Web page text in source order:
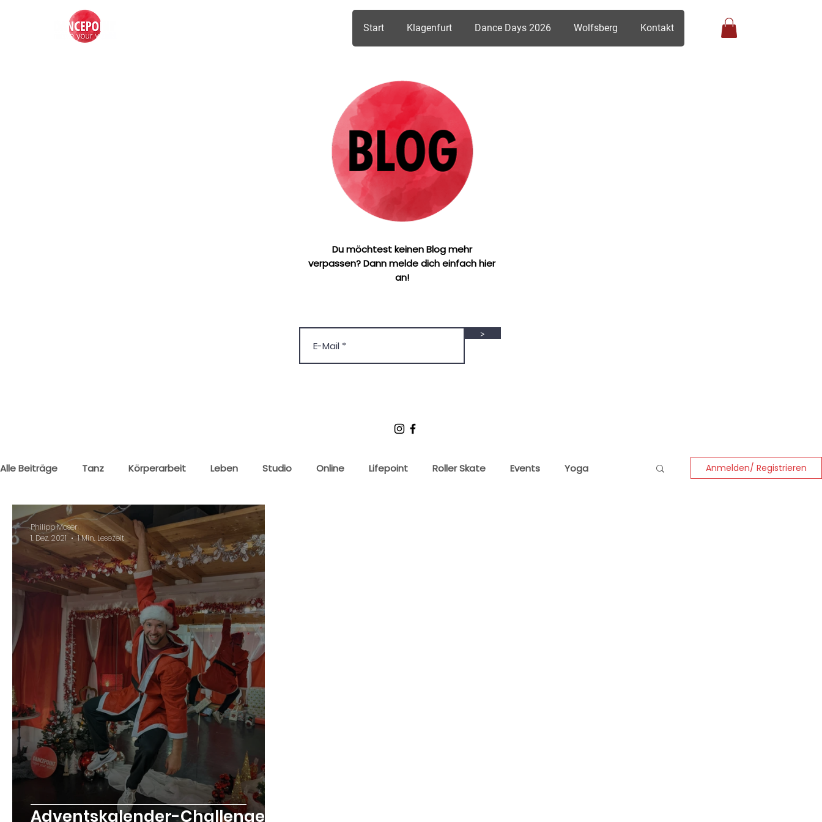
Start Klagenfurt Dance Days 2026 Wolfsberg Kontakt
Du möchtest keinen Blog mehr
verpassen? Dann melde dich einfach hier
an!
>
Alle Beiträge Tanz Körperarbeit Leben Studio Online Lifepoint Roller Skate Events Yoga
Klagenfurt Wolfsberg
Anmelden/ Registrieren
Adventskalender-Challenge
Philipp Moser
1. Dez. 2021
1 Min. Lesezeit